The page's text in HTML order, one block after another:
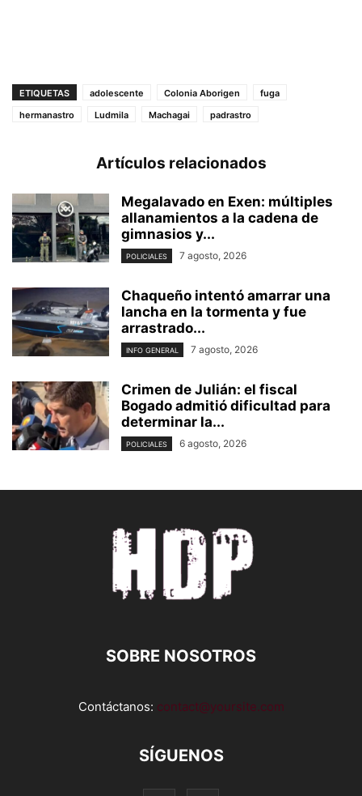
ETIQUETAS adolescente Colonia Aborigen
fuga
hermanastro
Ludmila Machagai padrastro
Artículos relacionados
Megalavado en Exen: múltiples
allanamientos a la cadena de
gimnasios y...
POLICIALES 7 agosto, 2026
Chaqueño intentó amarrar una
lancha en la tormenta y fue
arrastrado...
INFO GENERAL 7 agosto, 2026
Crimen de Julián: el fiscal
Bogado admitió dificultad para
determinar la...
POLICIALES 6 agosto, 2026
SOBRE NOSOTROS
Contáctanos: contact@yoursite.com
SÍGUENOS